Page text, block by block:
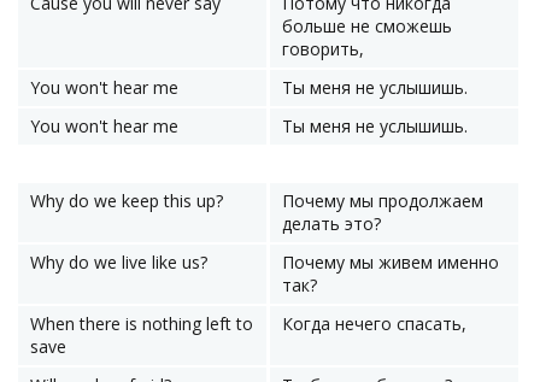
больше не сможешь
говорить,
You won't hear me
Ты меня не услышишь.
You won't hear me
Ты меня не услышишь.
Why do we keep this up?
Почему мы продолжаем
делать это?
Why do we live like us?
Почему мы живем именно
так?
When there is nothing left to
save
Когда нечего спасать,